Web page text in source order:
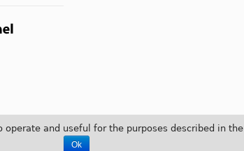
and useful for the purposes described in the
Ok